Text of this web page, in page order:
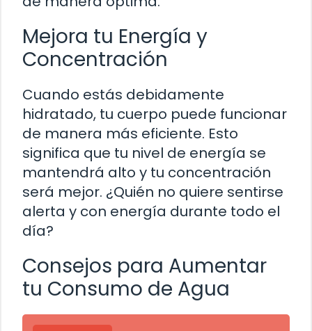
Mejora tu Energía y
Concentración
Cuando estás debidamente
hidratado, tu cuerpo puede funcionar
de manera más eficiente. Esto
significa que tu nivel de energía se
mantendrá alto y tu concentración
será mejor. ¿Quién no quiere sentirse
alerta y con energía durante todo el
día?
Consejos para Aumentar
tu Consumo de Agua